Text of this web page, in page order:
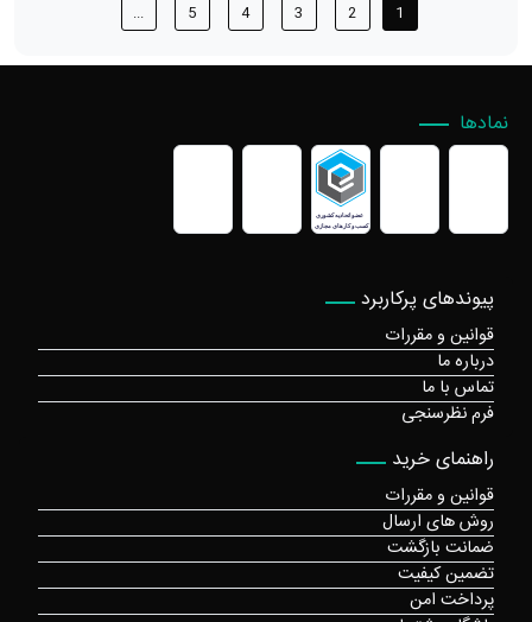
1
2
3
4
5
...
پیوندهای پرکاربرد
قوانین و مقررات
درباره ما
تماس با ما
فرم نظرسنجی
راهنمای خرید
قوانین و مقررات
روش های ارسال
ضمانت بازگشت
تضمین کیفیت
پرداخت امن
نمادها